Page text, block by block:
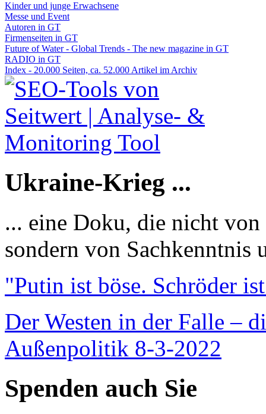
Kinder und junge Erwachsene
Messe und Event
Autoren in GT
Firmenseiten in GT
Future of Water - Global Trends - The new magazine in GT
RADIO in GT
Index - 20.000 Seiten, ca. 52.000 Artikel im Archiv
Ukraine-Krieg ...
... eine Doku, die nicht
sondern von Sachkenntnis
"Putin ist böse. Schröder
Der Westen in der Falle –
Außenpolitik 8-3-2022
Spenden auch Sie